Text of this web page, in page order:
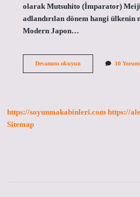
olarak Mutsuhito (İmparator)
adlandırılan dönem hangi ülkenin
Modern Japon…
Devamını okuyunJaponyada
Nelerdir
10 Yorum
https://soyunmakabinleri.com https://
Sitemap